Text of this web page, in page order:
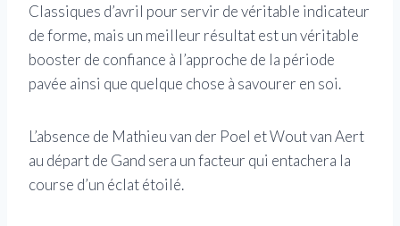
Classiques d’avril pour servir de véritable indicateur
de forme, mais un meilleur résultat est un véritable
booster de confiance à l’approche de la période
pavée ainsi que quelque chose à savourer en soi.
L’absence de Mathieu van der Poel et Wout van Aert
au départ de Gand sera un facteur qui entachera la
course d’un éclat étoilé.